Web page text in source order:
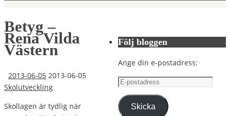
Betyg –
Rena Vilda
Västern
2013-06-05 2013-06-05
Skolutveckling
Skollagen är tydlig när
Följ bloggen
Ange din e-postadress:
E-
postadress
Skicka